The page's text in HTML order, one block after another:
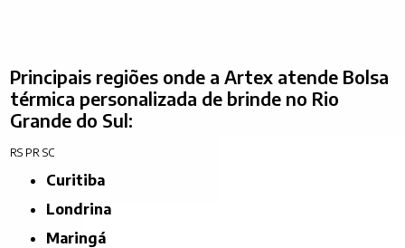
Principais regiões onde a Artex atende Bolsa
térmica personalizada de brinde no Rio
Grande do Sul:
RS PR SC
Curitiba
Londrina
Maringá